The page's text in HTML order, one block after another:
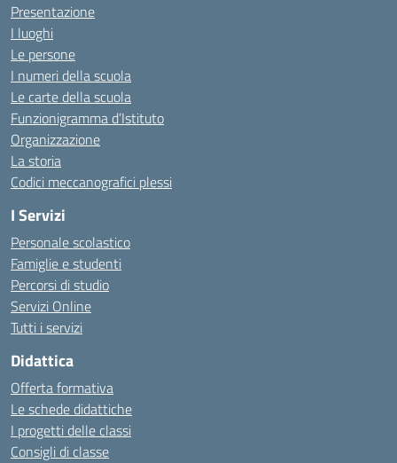
Presentazione
I luoghi
Le persone
I numeri della scuola
Le carte della scuola
Funzionigramma d’Istituto
Organizzazione
La storia
Codici meccanografici plessi
I Servizi
Personale scolastico
Famiglie e studenti
Percorsi di studio
Servizi Online
Tutti i servizi
Didattica
Offerta formativa
Le schede didattiche
I progetti delle classi
Consigli di classe